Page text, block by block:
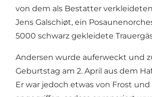
von dem als Bestatter
Jens Galschiøt, ein
5000 schwarz gekleidete
Andersen wurde auferweckt und
Geburtstag am 2. April aus dem
Er war jedoch etwas von Frost und